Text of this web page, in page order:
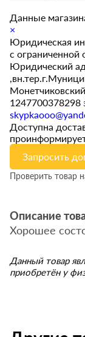
Данные
×
Юридическая
с
Юридический
1247700378298
Доступна
Запросить
Проверить товар
Описание
Хорошее
Данный товар
приобретён у